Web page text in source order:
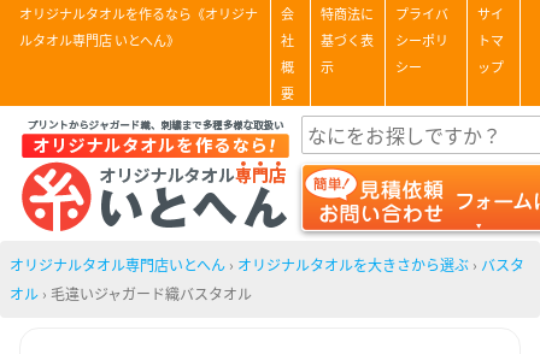
オリジナルタオルを作るなら《オリジナ
ルタオル専門店 いとへん》
会
社
概
要
特商法に
基づく表
示
プライバ
シーポリ
シー
サイ
トマ
ップ
オリジナルタオル専門店いとへん › オリジナルタオルを大きさから選ぶ › バスタ
オル › 毛違いジャガード織バスタオル